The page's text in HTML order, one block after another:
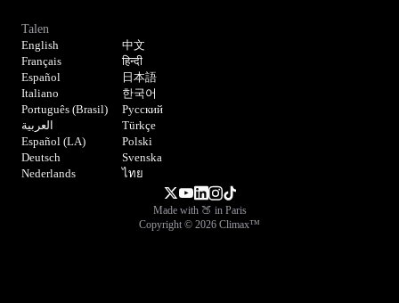
Talen
English
Français
Español
Italiano
Português (Brasil)
العربية
Español (LA)
Deutsch
Nederlands
中文
हिन्दी
日本語
한국어
Русский
Türkçe
Polski
Svenska
ไทย
Made with 🍑 in Paris
Copyright © 2026 Climax™